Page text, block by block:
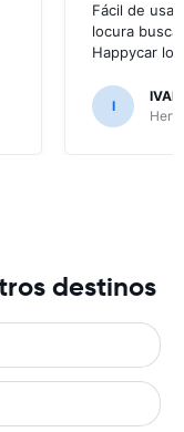
Fácil de
locura
Happycar lo
I
IVAN
destinos